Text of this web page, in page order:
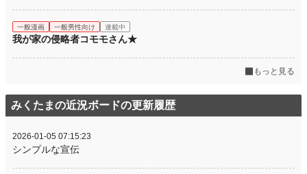
一般漫画 一般男性向け 連載中
我が家の侵略者コモモさん★
もっと見る
みくたまの近況ボードの更新履歴
2026-01-05 07:15:23
シンプルな宣伝